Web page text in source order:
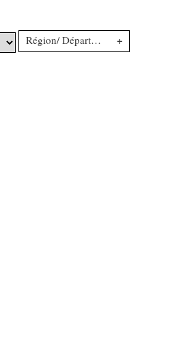
Région/ Département +